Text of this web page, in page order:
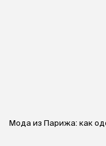
Мода из Парижа: как